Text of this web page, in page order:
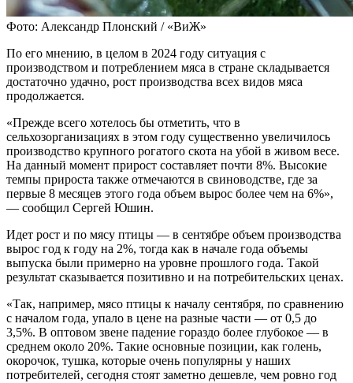
Фото: Александр Плонский / «ВиЖ»
По его мнению, в целом в 2024 году ситуация с
производством и потреблением мяса в стране складывается
достаточно удачно, рост производства всех видов мяса
продолжается.
«Прежде всего хотелось бы отметить, что в
сельхозорганизациях в этом году существенно увеличилось
производство крупного рогатого скота на убой в живом весе.
На данный момент прирост составляет почти 8%. Высокие
темпы прироста также отмечаются в свиноводстве, где за
первые 8 месяцев этого года объем вырос более чем на 6%»,
— сообщил Сергей Юшин.
Идет рост и по мясу птицы — в сентябре объем производства
вырос год к году на 2%, тогда как в начале года объемы
выпуска были примерно на уровне прошлого года. Такой
результат сказывается позитивно и на потребительских ценах.
«Так, например, мясо птицы к началу сентября, по сравнению
с началом года, упало в цене на разные части — от 0,5 до
3,5%. В оптовом звене падение гораздо более глубокое — в
среднем около 20%. Такие основные позиции, как голень,
окорочок, тушка, которые очень популярны у наших
потребителей, сегодня стоят заметно дешевле, чем ровно год